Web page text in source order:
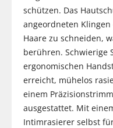
schützen. Das
angeordneten
Haare zu schneiden,
berühren. Schwierige
ergonomischen
erreicht, mühelos
einem
ausgestattet. Mit
Intimrasierer selbst